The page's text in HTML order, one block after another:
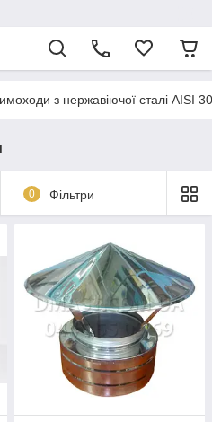
з нержавіючої сталі
0 Фільтри